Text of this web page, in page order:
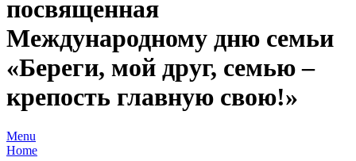
посвященная
Международному дню семьи
«Береги, мой друг, семью –
крепость главную свою!»
Menu
Home